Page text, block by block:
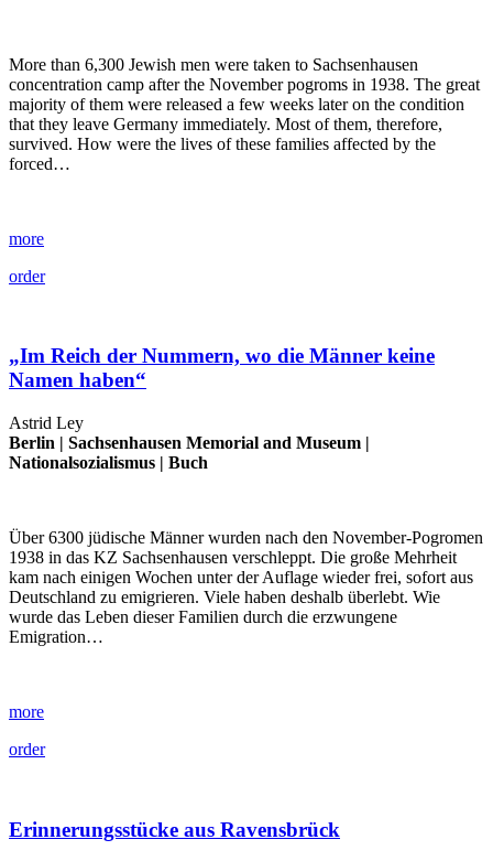
More than 6,300 Jewish men were taken to Sachsenhausen
concentration camp after the November pogroms in 1938. The great
majority of them were released a few weeks later on the condition
that they leave Germany immediately. Most of them, therefore,
survived. How were the lives of these families affected by the
forced…
more
order
„Im Reich der Nummern, wo die Männer keine
Namen haben“
Astrid Ley
Berlin | Sachsenhausen Memorial and Museum |
Nationalsozialismus | Buch
Über 6300 jüdische Männer wurden nach den November-Pogromen
1938 in das KZ Sachsenhausen verschleppt. Die große Mehrheit
kam nach einigen Wochen unter der Auflage wieder frei, sofort aus
Deutschland zu emigrieren. Viele haben deshalb überlebt. Wie
wurde das Leben dieser Familien durch die erzwungene
Emigration…
more
order
Erinnerungsstücke aus Ravensbrück